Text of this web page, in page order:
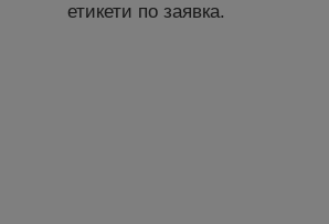
етикети по заявка.